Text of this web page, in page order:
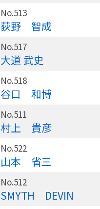
No.513
荻野 智成
No.517
大道 武史
No.518
谷口 和博
No.511
村上 貴彦
No.522
山本 省三
No.512
SMYTH DEVIN